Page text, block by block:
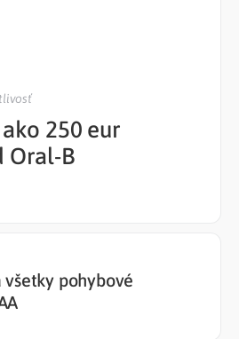
250 eur
Oral-B
všetky pohybové